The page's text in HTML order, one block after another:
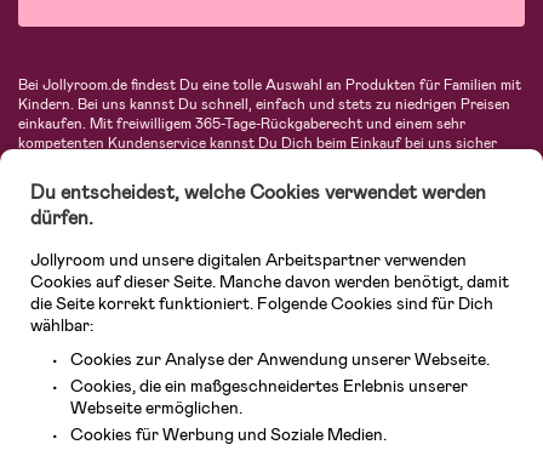
Bei Jollyroom.de findest Du eine tolle Auswahl an Produkten für Familien mit
Kindern. Bei uns kannst Du schnell, einfach und stets zu niedrigen Preisen
einkaufen. Mit freiwilligem 365-Tage-Rückgaberecht und einem sehr
kompetenten Kundenservice kannst Du Dich beim Einkauf bei uns sicher
Autositze, Kinder- und Babymode, Produkte für Mütter und eine Menge
fantastischer Einrichtungsgegenstände, Spielsachen, Babyprodukte und
vieles mehr. Wir haben Produkte von bekannten Herstellern wie Britax, Maxi-
Avent, Jack Wolfskin, Cybex, LEGO und vielen mehr. Schau Dich um in
unserer vielfältigen Online-Boutique für Kinder & Babys. Willkommen!
Du entscheidest, welche Cookies verwendet werden
dürfen.
Jollyroom und unsere digitalen Arbeitspartner verwenden
Cookies auf dieser Seite. Manche davon werden benötigt, damit
die Seite korrekt funktioniert. Folgende Cookies sind für Dich
wählbar:
Cookies zur Analyse der Anwendung unserer Webseite.
Cookies, die ein maßgeschneidertes Erlebnis unserer
Webseite ermöglichen.
Cookies für Werbung und Soziale Medien.